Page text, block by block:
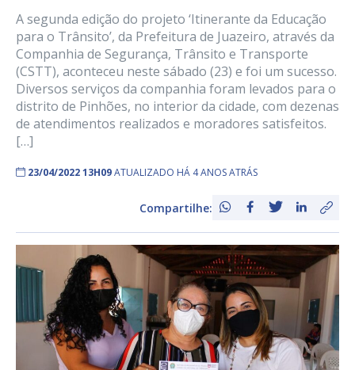
A segunda edição do projeto ‘Itinerante da Educação
para o Trânsito’, da Prefeitura de Juazeiro, através da
Companhia de Segurança, Trânsito e Transporte
(CSTT), aconteceu neste sábado (23) e foi um sucesso.
Diversos serviços da companhia foram levados para o
distrito de Pinhões, no interior da cidade, com dezenas
de atendimentos realizados e moradores satisfeitos.
[…]
23/04/2022 13H09ATUALIZADO HÁ 4 ANOS ATRÁS
Compartilhe: